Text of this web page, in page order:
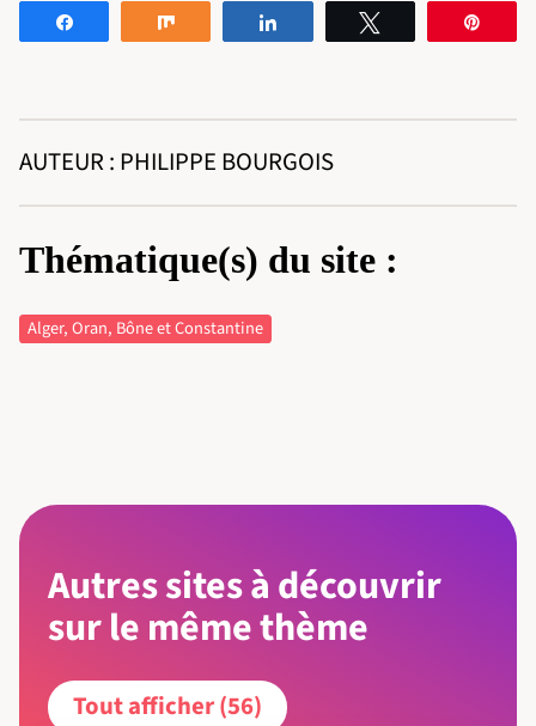
AUTEUR : PHILIPPE BOURGOIS
Thématique(s) du site :
Alger, Oran, Bône et Constantine
Autres sites à découvrir
sur le même thème
Tout afficher (56)